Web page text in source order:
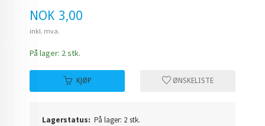
Pris
NOK 3,00
inkl. mva.
På lager: 2 stk.
KJØP ØNSKELISTE
Lagerstatus: På lager: 2 stk.